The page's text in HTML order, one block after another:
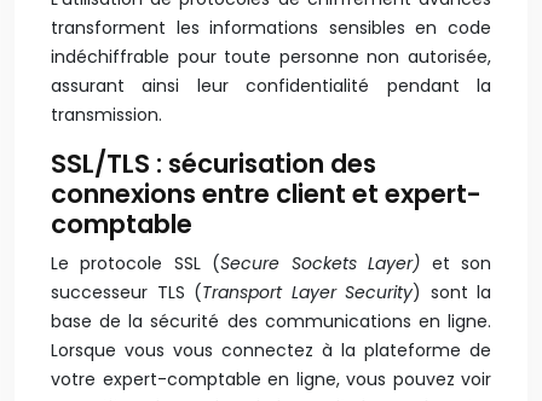
transforment les informations sensibles en code
indéchiffrable pour toute personne non autorisée,
assurant ainsi leur confidentialité pendant la
transmission.
SSL/TLS : sécurisation des
connexions entre client et expert-
comptable
Le protocole SSL (Secure Sockets Layer) et son
successeur TLS (Transport Layer Security) sont la
base de la sécurité des communications en ligne.
Lorsque vous vous connectez à la plateforme de
votre expert-comptable en ligne, vous pouvez voir